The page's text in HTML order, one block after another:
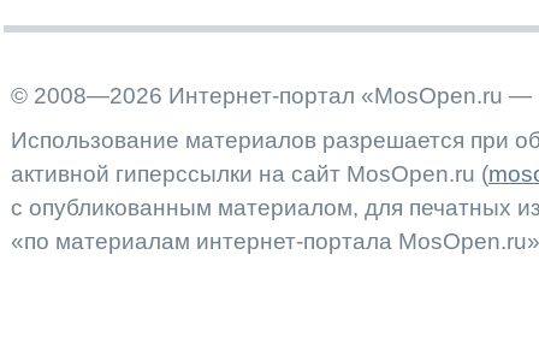
© 2008—2026 Интернет-портал «MosOpen.ru —
Использование материалов разрешается при
активной гиперссылки на сайт MosOpen.ru (
с опубликованным материалом, для печатных
«по материалам интернет-портала